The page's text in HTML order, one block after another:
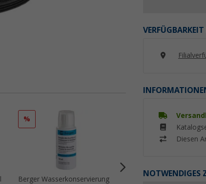
Diesen
NOTWENDIGES
%
Berger Wasserkonservierung